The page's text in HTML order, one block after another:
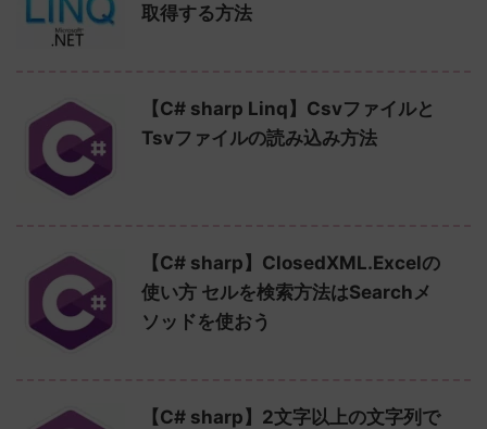
取得する方法
【C# sharp Linq】Csvファイルと
Tsvファイルの読み込み方法
【C# sharp】ClosedXML.Excelの
使い方 セルを検索方法はSearchメ
ソッドを使おう
【C# sharp】2文字以上の文字列で